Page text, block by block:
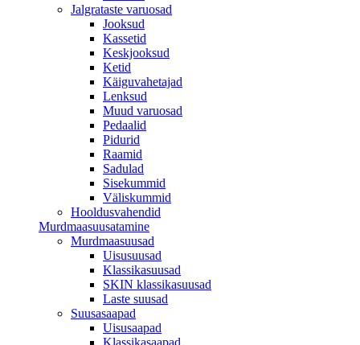
Jalgrataste varuosad
Jooksud
Kassetid
Keskjooksud
Ketid
Käiguvahetajad
Lenksud
Muud varuosad
Pedaalid
Pidurid
Raamid
Sadulad
Sisekummid
Väliskummid
Hooldusvahendid
Murdmaasuusatamine
Murdmaasuusad
Uisusuusad
Klassikasuusad
SKIN klassikasuusad
Laste suusad
Suusasaapad
Uisusaapad